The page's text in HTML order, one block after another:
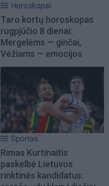
Horoskopai
Taro kortų horoskopas
rugpjūčio 8 dienai:
Mergelėms — ginčai,
Vėžiams — emocijos
Sportas
Rimas Kurtinaitis
paskelbė Lietuvos
rinktinės kandidatus: